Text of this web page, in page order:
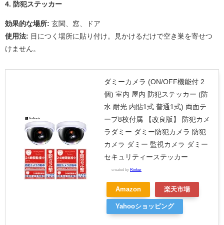
4. 防犯ステッカー
効果的な場所: 玄関、窓、ドア
使用法: 目につく場所に貼り付け。見かけるだけで空き巣を寄せつ
けません。
ダミーカメラ (ON/OFF機能付 2
個) 室内 屋内 防犯ステッカー (防
水 耐光 内貼1式 普通1式) 両面テ
ープ8枚付属 【改良版】 防犯カメ
ラダミー ダミー防犯カメラ 防犯
カメラ ダミー 監視カメラ ダミー
セキュリティーステッカー
created by Rinker
Amazon 楽天市場
Yahooショッピング